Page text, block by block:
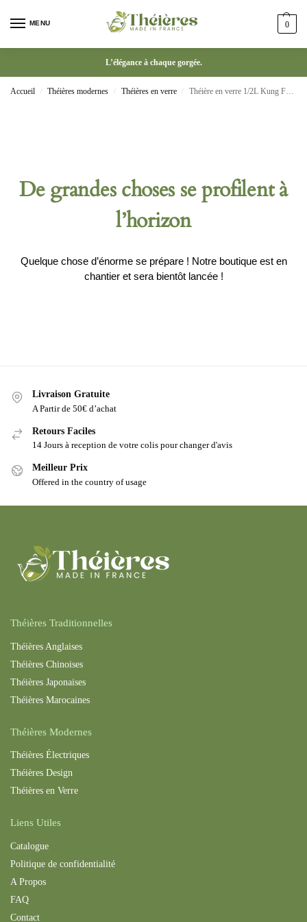
MENU 0
L’élégance à chaque gorgée.
Accueil / Théières modernes / Théières en verre / Théière en verre 1/2L Kung Fu chinois avec panier filtrant
De grandes choses se profilent à
l’horizon
Quelque chose d’énorme se prépare ! Notre boutique est en
chantier et sera bientôt lancée !
Livraison Gratuite
A Partir de 50€ d’achat
Retours Faciles
14 Jours à reception de votre colis pour changer d'avis
Meilleur Prix
Offered in the country of usage
Théières Traditionnelles
Théières Anglaises
Théières Chinoises
Théières Japonaises
Théières Marocaines
Théières Modernes
Théières Électriques
Théières Design
Théières en Verre
Liens Utiles
Catalogue
Politique de confidentialité
A Propos
FAQ
Contact